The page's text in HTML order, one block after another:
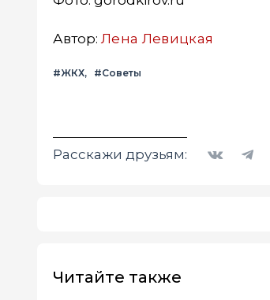
Автор: Лена Левицкая
#ЖКХ #Советы
Расскажи друзьям:
Читайте также